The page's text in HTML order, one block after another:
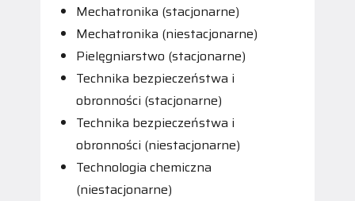
Mechatronika (stacjonarne)
Mechatronika (niestacjonarne)
Pielęgniarstwo (stacjonarne)
Technika bezpieczeństwa i
obronności (stacjonarne)
Technika bezpieczeństwa i
obronności (niestacjonarne)
Technologia chemiczna
(niestacjonarne)